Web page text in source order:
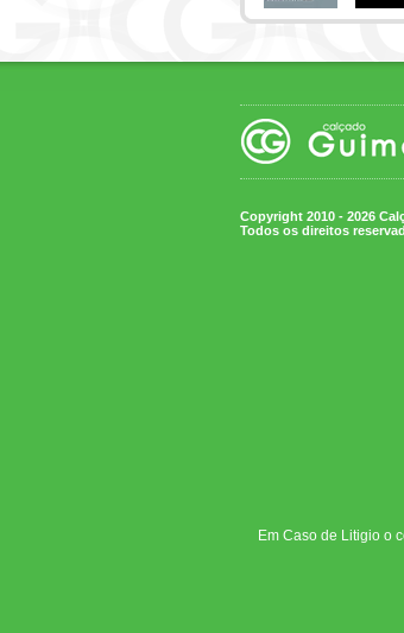
Copyright 2010 - 2026
Todos os direitos
Em Caso de Litigio o